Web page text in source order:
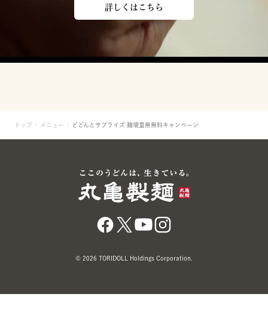
詳しくはこちら
トップ メニュー どどんとサプライズ 麺増量無無料キャンペーン
© 2026 TORIDOLL Holdings Corporation.